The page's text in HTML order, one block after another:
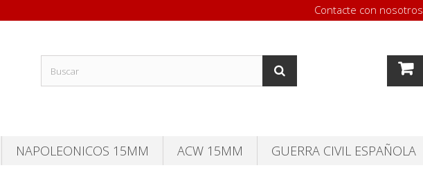
Contacte con nosotros
NAPOLEONICOS 15MM ACW 15MM GUERRA CIVIL ESPAÑOLA